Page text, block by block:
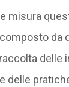
misura
da
delle
delle